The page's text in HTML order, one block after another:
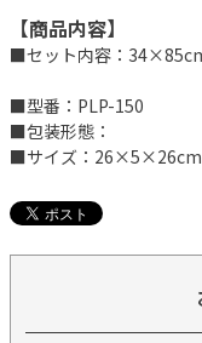
【商品内容】
■セット内容：
■型番：PLP-150
■包装形態：
■サイズ：26×5×26cm